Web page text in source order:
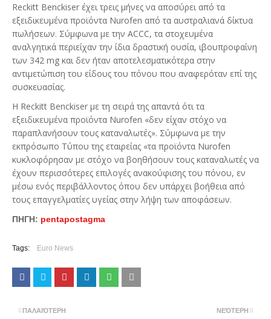
Reckitt Benckiser έχει τρεις μήνες να αποσύρει από τα
εξειδικευμένα προϊόντα Nurofen από τα αυστραλιανά δίκτυα
πωλήσεων. Σύμφωνα με την ACCC, τα στοχευμένα
αναλγητικά περιείχαν την ίδια δραστική ουσία, ιβουπροφαίνη
των 342 mg και δεν ήταν αποτελεσματικότερα στην
αντιμετώπιση του είδους του πόνου που αναφερόταν επί της
συσκευασίας.
Η Reckitt Benckiser με τη σειρά της απαντά ότι τα
εξειδικευμένα προϊόντα Nurofen «δεν είχαν στόχο να
παραπλανήσουν τους καταναλωτές». Σύμφωνα με την
εκπρόσωπο Τύπου της εταιρείας «τα προϊόντα Nurofen
κυκλοφόρησαν με στόχο να βοηθήσουν τους καταναλωτές να
έχουν περισσότερες επιλογές ανακούφισης του πόνου, εν
μέσω ενός περιβάλλοντος όπου δεν υπάρχει βοήθεια από
τους επαγγελματίες υγείας στην λήψη των αποφάσεων.
ΠΗΓΗ: pentapostagma
Tags: Euro News
ΝΕΌΤΕΡΗ
ΠΑΛΑΙΌΤΕΡΗ